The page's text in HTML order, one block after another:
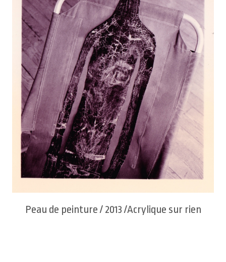
Peau de peinture / 2013 /Acrylique sur rien